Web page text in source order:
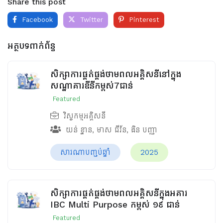
Facebook Twitter Pinterest
អត្ថបទពាក់ព័ន្ធ
សិក្សាការផ្គត់ផ្គង់ថាមពលអគ្គិសនីនៅក្នុង
សណ្ឋាគារឌីនីកម្ពស់7ជាន់
Featured
វិស្វកម្មអគ្គិសនី
យន់ ខ្នាន, មាស ជីវ័ន, ងិន បញ្ញា
សារណាបញ្ចប់ឆ្នាំ 2025
សិក្សាការផ្គត់ផ្គង់ថាមពលអគ្គិសនីក្នុងអគារ
IBC Multi Purpose កម្ពស់ ១៩ ជាន់
Featured